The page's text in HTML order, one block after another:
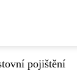
pojištění